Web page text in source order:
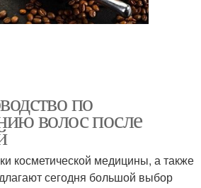
по
волос после
косметической медицины, а также
сегодня большой выбор